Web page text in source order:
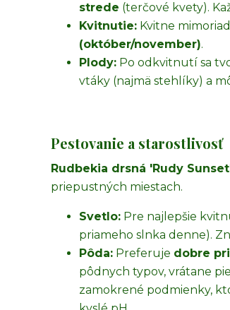
strede (terčové kvety).
Kvitnutie: Kvitne
(október/november).
Plody: Po odkvitnutí sa
vtáky (najmä stehlíky) a
Pestovanie a starostlivosť
Rudbekia drsná 'Rudy
priepustných miestach.
Svetlo: Pre najlepšie
priameho slnka denne).
Pôda: Preferuje dobre
pôdnych typov, vrátane
zamokrené podmienky,